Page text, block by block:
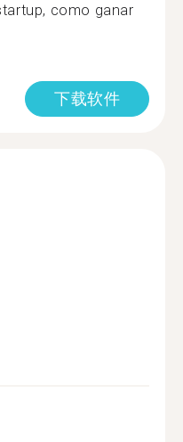
como ganar
下载软件